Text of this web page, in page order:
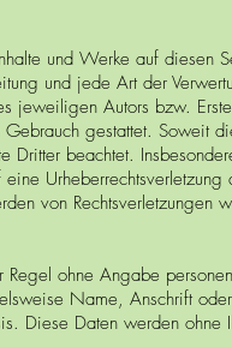
und Werke auf diesen
und jede Art der
jeweiligen Autors bzw.
gestattet. Soweit
Dritter beachtet.
von Rechtsverletzungen
ohne Angabe
Name, Anschrift
Diese Daten werden ohne